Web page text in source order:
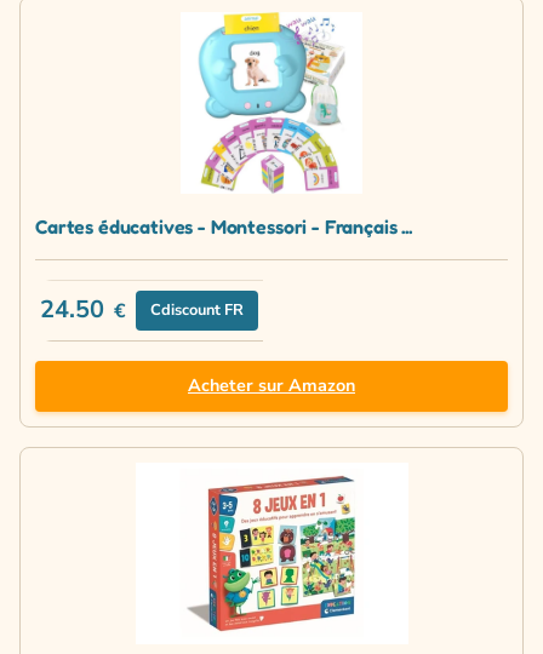
Cartes éducatives - Montessori - Français ...
24.50 € Cdiscount FR
Acheter sur Amazon